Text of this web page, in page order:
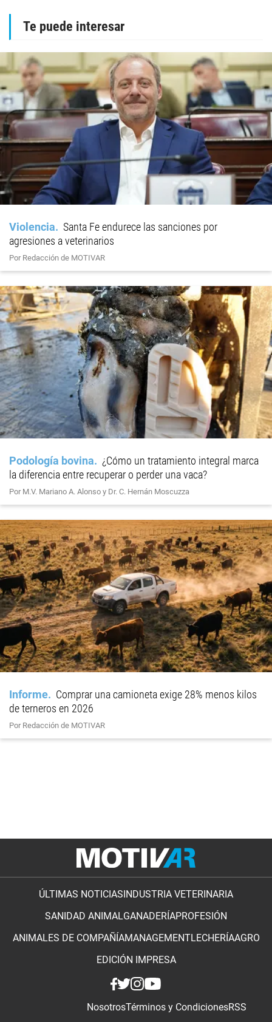
Te puede interesar
Violencia
Santa Fe endurece las sanciones por
agresiones a veterinarios
Por Redacción de MOTIVAR
Podología bovina
¿Cómo un tratamiento integral marca
la diferencia entre recuperar o perder una vaca?
Por M.V. Mariano A. Alonso y Dr. C. Hernán Moscuzza
Informe
Comprar una camioneta exige 28% menos kilos
de terneros en 2026
Por Redacción de MOTIVAR
ÚLTIMAS NOTICIAS INDUSTRIA VETERINARIA
SANIDAD ANIMALGANADERÍAPROFESIÓN
ANIMALES DE COMPAÑÍAMANAGEMENTLECHERÍAAGRO
EDICIÓN IMPRESA
NosotrosTérminos y CondicionesRSS